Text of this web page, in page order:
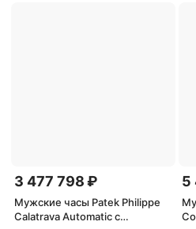
3 477 798 ₽
Мужские часы Patek Philippe
Calatrava Automatic с
5